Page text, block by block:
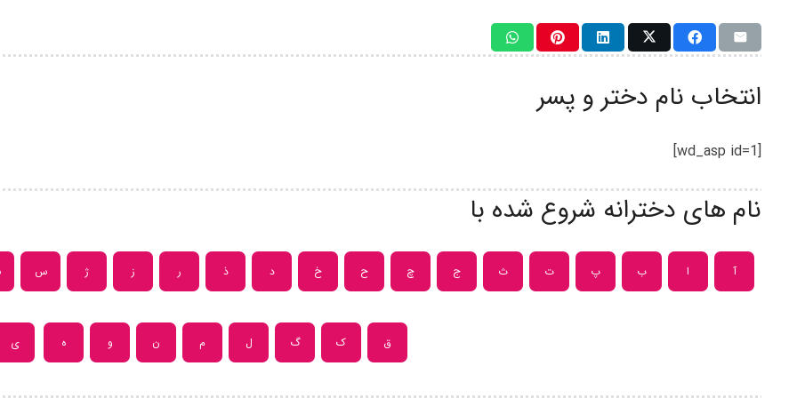
انتخاب نام دختر و پسر
[wd_asp id=1]
نام های دخترانه شروع شده با
آ ا ب پ ت ث ج چ ح خ د ذ ر ز ژ س
ق ک گ ل م ن و ه ی